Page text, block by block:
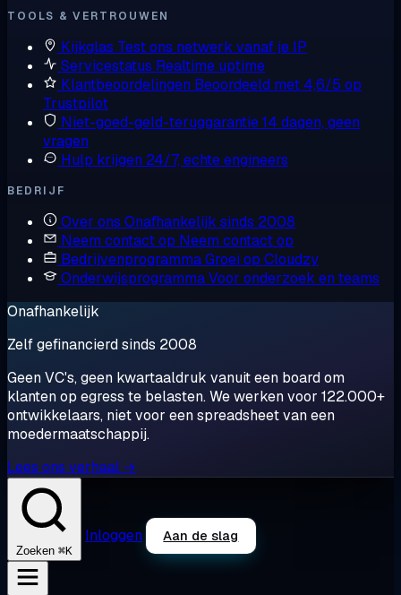
TOOLS & VERTROUWEN
Kijkglas Test ons netwerk vanaf je IP
Servicestatus Realtime uptime
Klantbeoordelingen Beoordeeld met 4,6/5 op
Trustpilot
Niet-goed-geld-teruggarantie14 dagen, geen
vragen
Hulp krijgen 24/7, echte engineers
BEDRIJF
Over ons Onafhankelijk sinds 2008
Neem contact op Neem contact op
BedrijvenprogrammaGroei op Cloudzy
OnderwijsprogrammaVoor onderzoek en teams
Onafhankelijk
Zelf gefinancierd sinds 2008
Geen VC's, geen kwartaaldruk vanuit een board om
klanten op egress te belasten. We werken voor 122.000+
ontwikkelaars, niet voor een spreadsheet van een
moedermaatschappij.
Lees ons verhaal →
Zoeken ⌘K
Inloggen Aan de slag